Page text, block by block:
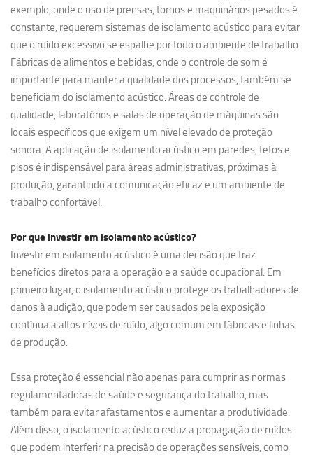
exemplo, onde o uso de prensas, tornos e maquinários pesados é
constante, requerem sistemas de isolamento acústico para evitar
que o ruído excessivo se espalhe por todo o ambiente de trabalho.
Fábricas de alimentos e bebidas, onde o controle de som é
importante para manter a qualidade dos processos, também se
beneficiam do isolamento acústico. Áreas de controle de
qualidade, laboratórios e salas de operação de máquinas são
locais específicos que exigem um nível elevado de proteção
sonora. A aplicação de isolamento acústico em paredes, tetos e
pisos é indispensável para áreas administrativas, próximas à
produção, garantindo a comunicação eficaz e um ambiente de
trabalho confortável.
Por que investir em isolamento acústico?
Investir em isolamento acústico é uma decisão que traz
benefícios diretos para a operação e a saúde ocupacional. Em
primeiro lugar, o isolamento acústico protege os trabalhadores de
danos à audição, que podem ser causados pela exposição
contínua a altos níveis de ruído, algo comum em fábricas e linhas
de produção.
Essa proteção é essencial não apenas para cumprir as normas
regulamentadoras de saúde e segurança do trabalho, mas
também para evitar afastamentos e aumentar a produtividade.
Além disso, o isolamento acústico reduz a propagação de ruídos
que podem interferir na precisão de operações sensíveis, como